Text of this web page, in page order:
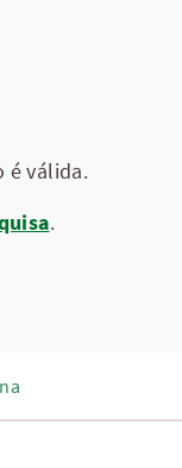
é válida.
.